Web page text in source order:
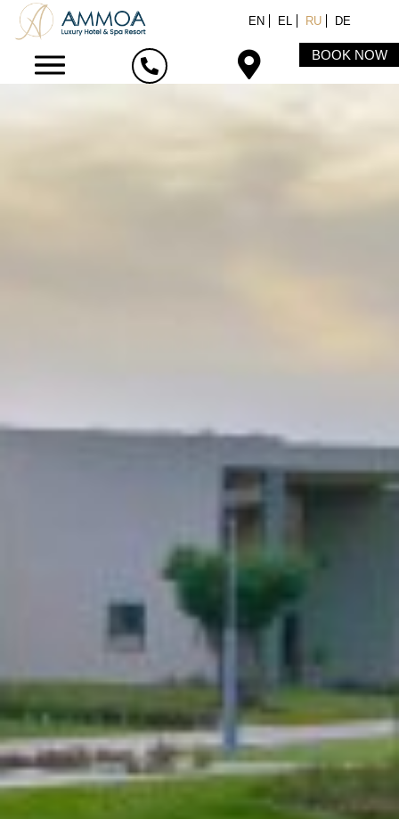
EN EL RU DE
BOOK NOW